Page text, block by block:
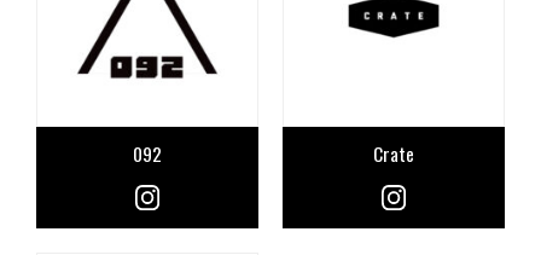
TIME TABLE
092 Crate